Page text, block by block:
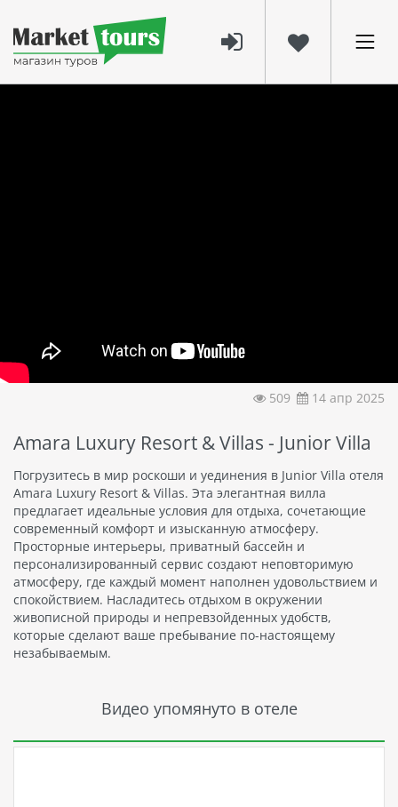
509 14 апр 2025
Amara Luxury Resort & Villas - Junior Villa
Погрузитесь в мир роскоши и уединения в Junior Villa отеля
Amara Luxury Resort & Villas. Эта элегантная вилла
предлагает идеальные условия для отдыха, сочетающие
современный комфорт и изысканную атмосферу.
Просторные интерьеры, приватный бассейн и
персонализированный сервис создают неповторимую
атмосферу, где каждый момент наполнен удовольствием и
спокойствием. Насладитесь отдыхом в окружении
живописной природы и непревзойденных удобств,
которые сделают ваше пребывание по-настоящему
незабываемым.
Видео упомянуто в отеле